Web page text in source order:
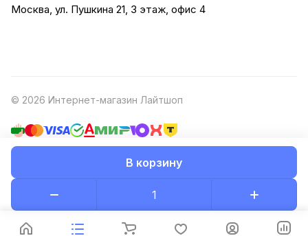
В корзину
Москва, ул. Пушкина 21, 3 этаж, офис 4
© 2026 Интернет-магазин Лайтшоп
Оферта